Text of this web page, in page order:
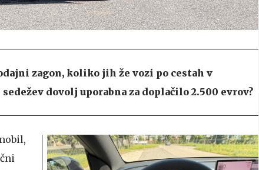
zagon, koliko jih že vozi po cestah v
dovolj uporabna za doplačilo 2.500 evrov?